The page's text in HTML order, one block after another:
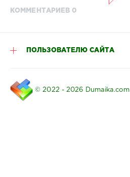
КОММЕНТАРИЕВ 0
ПОЛЬЗОВАТЕЛЮ САЙТА
© 2022 - 2026 Dumaika.com